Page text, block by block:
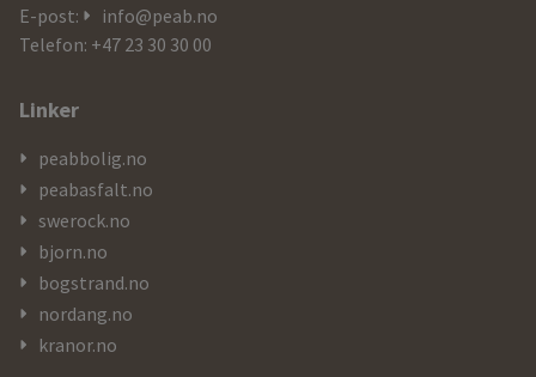
E-post:
info@peab.no
Telefon: +47 23 30 30 00
Linker
peabbolig.no
peabasfalt.no
swerock.no
bjorn.no
bogstrand.no
nordang.no
kranor.no